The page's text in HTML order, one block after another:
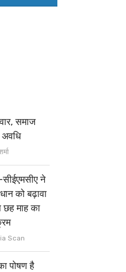
समाज
अवधि
ने
को बढ़ावा
माह का
Scan
पोषण है